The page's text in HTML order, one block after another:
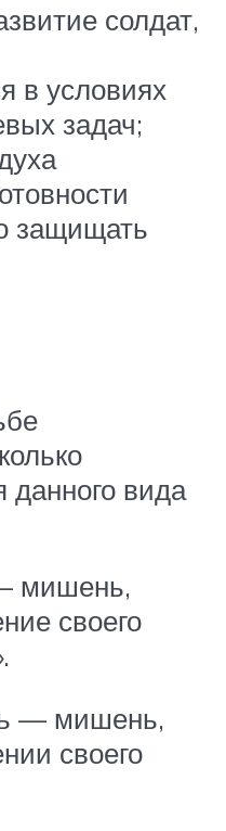
солдат,
в условиях
задач;
защищать
данного вида
мишень,
своего
— мишень,
своего